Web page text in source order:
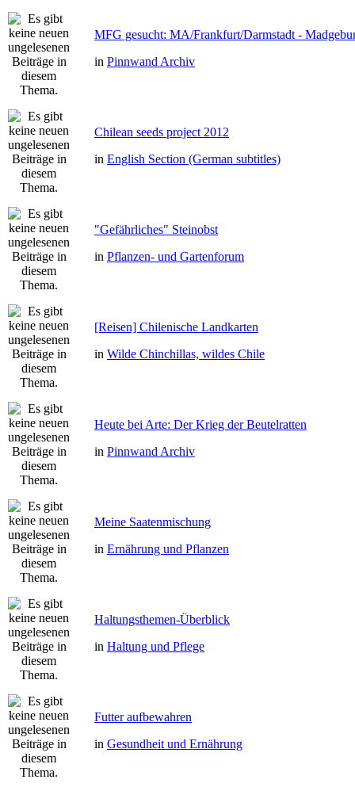
MFG gesucht: MA/Frankfurt/Darmstadt -
in Pinnwand Archiv
Chilean seeds project 2012
in English Section (German subtitles)
"Gefährliches" Steinobst
in Pflanzen- und Gartenforum
[Reisen] Chilenische Landkarten
in Wilde Chinchillas, wildes Chile
Heute bei Arte: Der Krieg der Beutelratten
in Pinnwand Archiv
Meine Saatenmischung
in Ernährung und Pflanzen
Haltungsthemen-Überblick
in Haltung und Pflege
Futter aufbewahren
in Gesundheit und Ernährung